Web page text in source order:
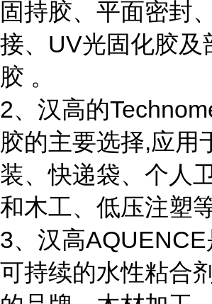
固持胶、平面密封
接、UV光固化胶及
胶 。
2、汉高的
胶的主要选择,应用
装、快递袋、个人
和木工、低压注塑
3、汉高AQUENCE
可持续的水性粘合